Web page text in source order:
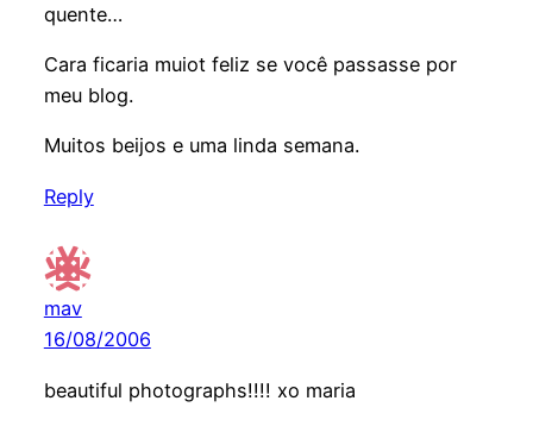
quente…
Cara ficaria muiot feliz se você passasse por
meu blog.
Muitos beijos e uma linda semana.
Reply
mav
16/08/2006
beautiful photographs!!!! xo maria